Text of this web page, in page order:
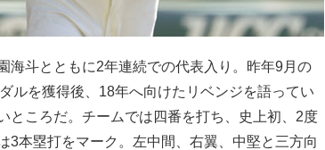
斗とともに2年連続での代表入り。昨年9月の
ルを獲得後、18年へ向けたリベンジを語ってい
ところだ。チームでは四番を打ち、史上初、2度
3本塁打をマーク。左中間、右翼、中堅と三方向